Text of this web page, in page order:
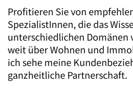
Profitieren Sie von
SpezialistInnen, die das
unterschiedlichen Domänen
weit über Wohnen und
ich sehe meine
ganzheitliche Partnerschaft.